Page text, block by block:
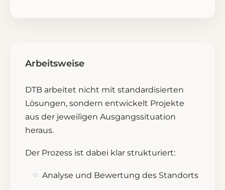
Arbeitsweise
DTB arbeitet nicht mit standardisierten
Lösungen, sondern entwickelt Projekte
aus der jeweiligen Ausgangssituation
heraus.
Der Prozess ist dabei klar strukturiert:
Analyse und Bewertung des Standorts